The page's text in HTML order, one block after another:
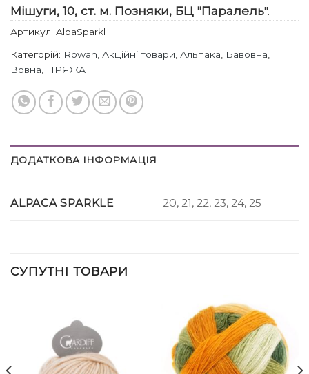
Мішуги, 10, ст. м. Позняки, БЦ "Паралель".
Артикул: AlpaSparkl
Категорій: Rowan Акційні товари Альпака Бавовна
Вовна
ПРЯЖА
ДОДАТКОВА ІНФОРМАЦІЯ
ALPACA SPARKLE 20, 21, 22, 23, 24, 25
СУПУТНІ ТОВАРИ